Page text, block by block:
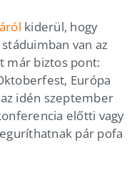
kiderül, hogy
van az
már biztos pont:
Európa
idén szeptember
előtti vagy
pár pofa